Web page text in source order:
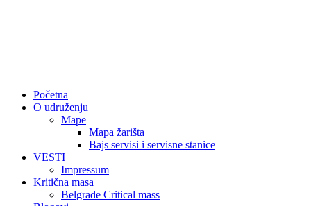
Početna
O udruženju
Mape
Mapa žarišta
Bajs servisi i servisne stanice
VESTI
Impressum
Kritična masa
Belgrade Critical mass